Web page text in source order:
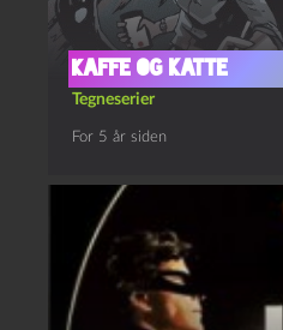
Kaffe og katte
Tegneserier
For 5 år siden